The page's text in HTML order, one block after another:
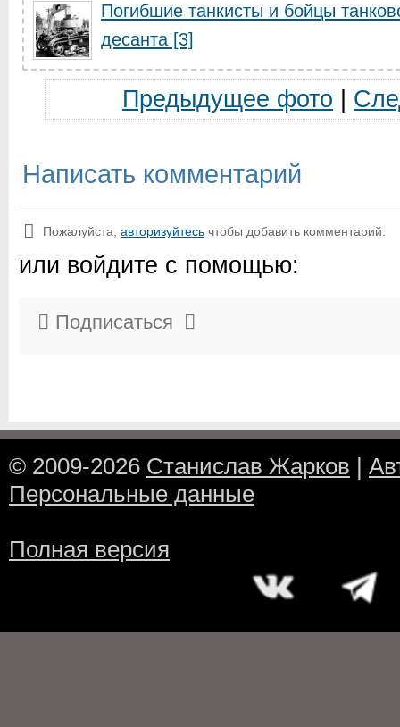
Погибшие танкисты и бойцы
десанта [3]
Предыдущее фото
Написать комментарий
Пожалуйста, авторизуйтесь чтобы добавить комментарий.
или войдите с помощью:
Подписаться
© 2009-2026 Станислав Жарков |
Персональные данные
Полная версия